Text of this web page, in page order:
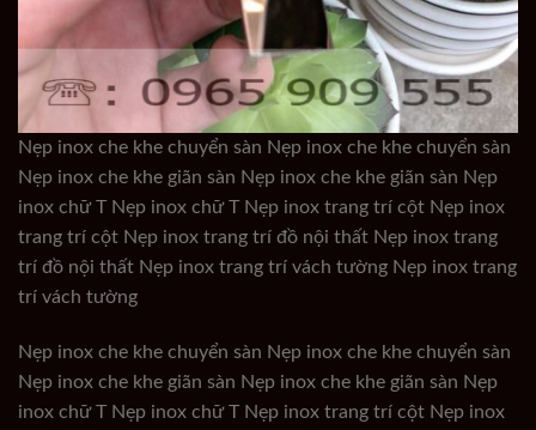
Nẹp inox che khe chuyển sàn Nẹp inox che khe chuyển sàn
Nẹp inox che khe giãn sàn Nẹp inox che khe giãn sàn Nẹp
inox chữ T Nẹp inox chữ T Nẹp inox trang trí cột Nẹp inox
trang trí cột Nẹp inox trang trí đồ nội thất Nẹp inox trang
trí đồ nội thất Nẹp inox trang trí vách tường Nẹp inox trang
trí vách tường
Nẹp inox che khe chuyển sàn Nẹp inox che khe chuyển sàn
Nẹp inox che khe giãn sàn Nẹp inox che khe giãn sàn Nẹp
inox chữ T Nẹp inox chữ T Nẹp inox trang trí cột Nẹp inox